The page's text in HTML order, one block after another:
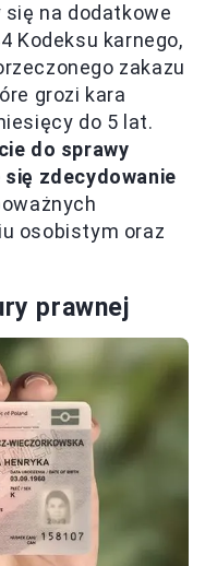
się na dodatkowe
Kodeksu karnego,
zakazu
grozi kara
do 5 lat.
do sprawy
zdecydowanie
osobistym oraz
prawnej